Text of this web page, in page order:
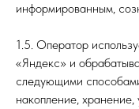
информированным,
1.5. Оператор
«Яндекс» и
следующими
накопление,